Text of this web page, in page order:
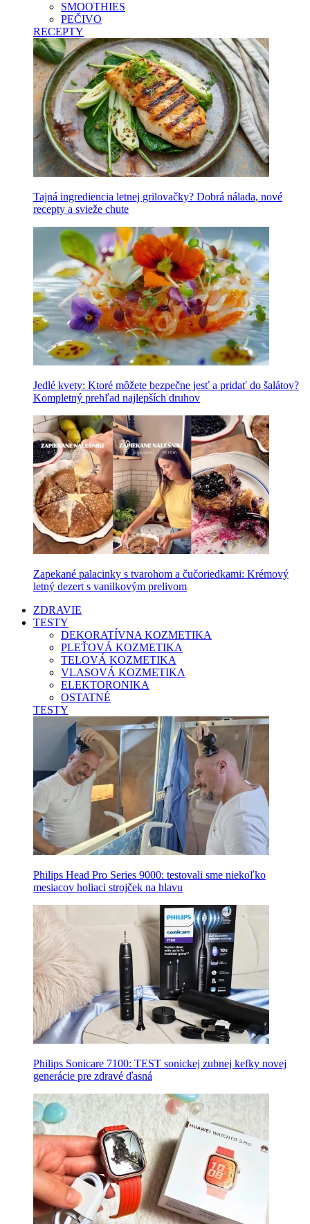
SMOOTHIES
PEČIVO
RECEPTY
Tajná ingrediencia letnej grilovačky? Dobrá nálada, nové
recepty a svieže chute
Jedlé kvety: Ktoré môžete bezpečne jesť a pridať do šalátov?
Kompletný prehľad najlepších druhov
Zapekané palacinky s tvarohom a čučoriedkami: Krémový
letný dezert s vanilkovým prelivom
ZDRAVIE
TESTY
DEKORATÍVNA KOZMETIKA
PLEŤOVÁ KOZMETIKA
TELOVÁ KOZMETIKA
VLASOVÁ KOZMETIKA
ELEKTORONIKA
OSTATNÉ
TESTY
Philips Head Pro Series 9000: testovali sme niekoľko
mesiacov holiaci strojček na hlavu
Philips Sonicare 7100: TEST sonickej zubnej kefky novej
generácie pre zdravé ďasná